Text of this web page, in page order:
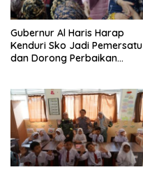
Gubernur Al Haris Harap
Kenduri Sko Jadi Pemersatu
dan Dorong Perbaikan